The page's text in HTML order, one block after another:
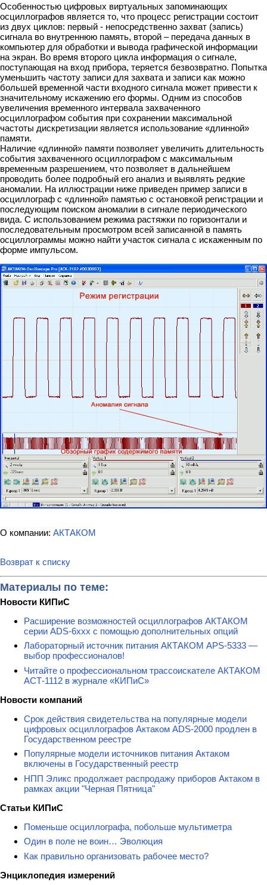
Особенностью цифровых виртуальных запоминающих
осциллографов является то, что процесс регистрации состоит
из двух циклов: первый - непосредственно захват (запись)
сигнала во внутреннюю память, второй – передача данных в
компьютер для обработки и вывода графической информации
на экран. Во время второго цикла информация о сигнале,
поступающая на вход прибора, теряется безвозвратно. Попытка
уменьшить частоту записи для захвата и записи как можно
большей временной части входного сигнала может привести к
значительному искажению его формы. Одним из способов
увеличения временного интервала захваченного
осциллографом события при сохранении максимальной
частоты дискретизации является использование «длинной»
памяти.
Наличие «длинной» памяти позволяет увеличить длительность
события захваченного осциллографом с максимальным
временным разрешением, что позволяет в дальнейшем
проводить более подробный его анализ и выявлять редкие
аномалии. На иллюстрации ниже приведен пример записи в
осциллограф с «длинной» памятью с остановкой регистрации и
последующим поиском аномалии в сигнале периодического
вида. С использованием режима растяжки по горизонтали и
последовательным просмотром всей записанной в память
осциллограммы можно найти участок сигнала с искаженным по
форме импульсом.
О компании: АКТАКОМ
Возврат к списку
Материалы по теме:
Новости КИПиС
Расширение возможностей осциллографов АКТАКОМ
серии ADS-6ххх с помощью дополнительных опций
Лабораторный источник питания АКТАКОМ APS-5333 —
выбор профессионалов!
Читайте о профессиональном трассоискателе АКТАКОМ
АСТ-1112 в журнале «КИПиС»
Новости компаний
Срок действия свидетельства на популярные модели
цифровых осциллографов Актаком ADS-2000 продлен в
Государственном реестре
Популярные модели источников питания Актаком
включены в Государственный реестр
НПП Эликс продолжает распродажу приборов Актаком в
рамках акции "Черная Пятница"
Статьи КИПиС
Поменьше осциллографа, побольше мультиметра
Один в поле не воин… Эволюция
Как правильно организовать рабочее место?
Энциклопедия измерений